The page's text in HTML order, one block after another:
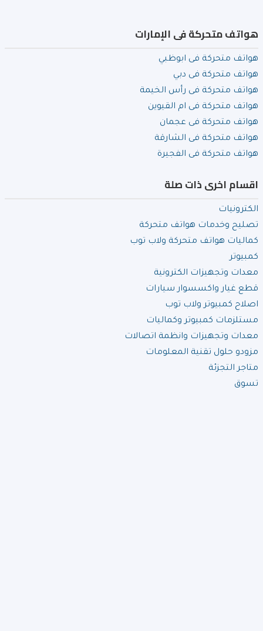
هواتف متحركة فى الإمارات
هواتف متحركة فى ابوظبي
هواتف متحركة فى دبي
هواتف متحركة فى رأس الخيمة
هواتف متحركة فى ام القيوين
هواتف متحركة فى عجمان
هواتف متحركة فى الشارقة
هواتف متحركة فى الفجيرة
اقسام اخرى ذات صلة
الكترونيات
تصليح وخدمات هواتف متحركة
كماليات هواتف متحركة ولاب توب
كمبيوتر
معدات وتجهيزات الكترونية
قطع غيار واكسسوار سيارات
اصلاح كمبيوتر ولاب توب
مستلزمات كمبيوتر وكماليات
معدات وتجهيزات وانظمة اتصالات
مزودو حلول تقنية المعلومات
متاجر التجزئة
تسوق